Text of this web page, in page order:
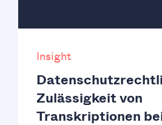
Insight
Zulässigkeit von
Transkriptionen